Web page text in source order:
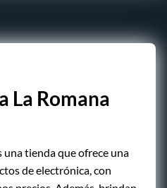
La Romana
una tienda que ofrece una
de electrónica, con